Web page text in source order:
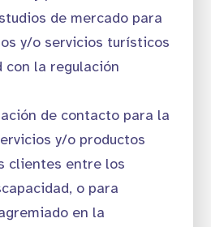
de mercado para
y/o servicios turísticos
con la regulación
de contacto para la
y/o productos
clientes entre los
o para
en la